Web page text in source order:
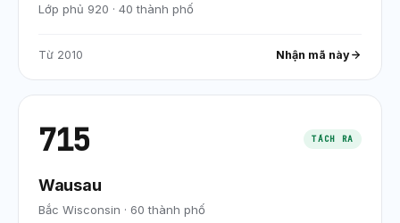
Lớp phủ 920 · 40 thành phố
Từ 2010 Nhận mã này
715 TÁCH RA
Wausau
Bắc Wisconsin · 60 thành phố